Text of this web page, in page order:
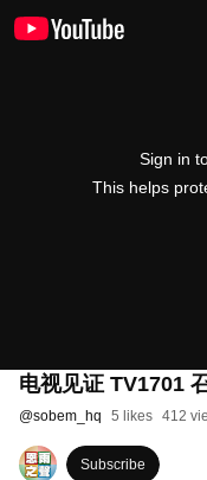
Sign in
This helps
电视见证 TV1701
@sobem_hq 5 likes 412
Subscribe